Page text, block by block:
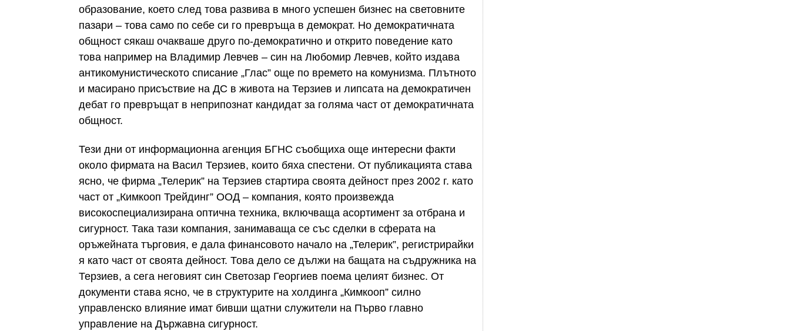
образование, което след това развива в много успешен бизнес на световните
пазари – това само по себе си го превръща в демократ. Но демократичната
общност сякаш очакваше друго по-демократично и открито поведение като
това например на Владимир Левчев – син на Любомир Левчев, който издава
антикомунистическото списание „Глас” още по времето на комунизма. Плътното
и масирано присъствие на ДС в живота на Терзиев и липсата на демократичен
дебат го превръщат в неприпознат кандидат за голяма част от демократичната
общност.
Тези дни от информационна агенция БГНС съобщиха още интересни факти
около фирмата на Васил Терзиев, които бяха спестени. От публикацията става
ясно, че фирма „Телерик” на Терзиев стартира своята дейност през 2002 г. като
част от „Кимкооп Трейдинг” ООД – компания, която произвежда
високоспециализирана оптична техника, включваща асортимент за отбрана и
сигурност. Така тази компания, занимаваща се със сделки в сферата на
оръжейната търговия, е дала финансовото начало на „Телерик”, регистрирайки
я като част от своята дейност. Това дело се дължи на бащата на съдружника на
Терзиев, а сега неговият син Светозар Георгиев поема целият бизнес. От
документи става ясно, че в структурите на холдинга „Кимкооп” силно
управленско влияние имат бивши щатни служители на Първо главно
управление на Държавна сигурност.